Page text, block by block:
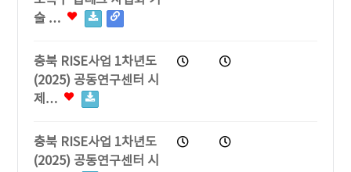
술 …
충북 RISE사업 1차년도
(2025) 공동연구센터 시
제…
충북 RISE사업 1차년도
(2025) 공동연구센터 시